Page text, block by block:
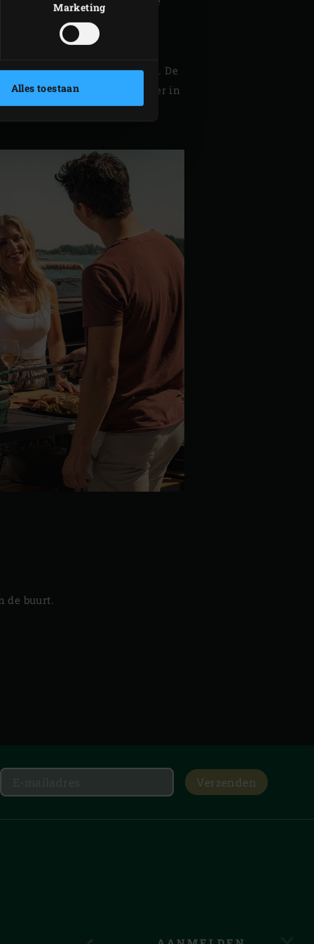
Marketing
Alles toestaan
én vast te houden.
enkele andere kamado heeft. De
bij een vaste partner in
van de
de buurt.
Verzenden